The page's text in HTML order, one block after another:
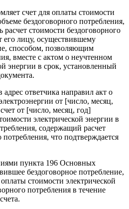
счет для оплаты стоимости
бездоговорного потребления,
стоимости бездоговорного
его лицу, осуществившему
способом, позволяющим
вместе с актом о неучтенном
энергии в срок, установленный
ответчика направил акт о
от [число, месяц,
от [число, месяц, год]
электрической энергии в
содержащий расчет
что подтверждается
пункта 196 Основных
бездоговорное потребление,
стоимости электрической
потребления в течение